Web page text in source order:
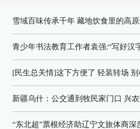
雪域百味传承千年 藏地饮食里的高
青少年书法教育工作者袁强:“写好汉
[民生总关情]这下方便了 轻装转场
新疆乌什：公交通到牧民家门口 兴
“东北超”票根经济助辽宁文旅体商深